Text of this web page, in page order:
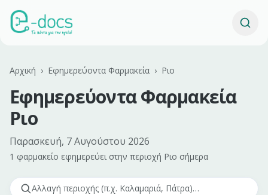
Αρχική › Εφημερεύοντα Φαρμακεία › Ριο
Εφημερεύοντα Φαρμακεία
Ριο
Παρασκευή, 7 Αυγούστου 2026
1 φαρμακείο εφημερεύει στην περιοχή Ριο σήμερα